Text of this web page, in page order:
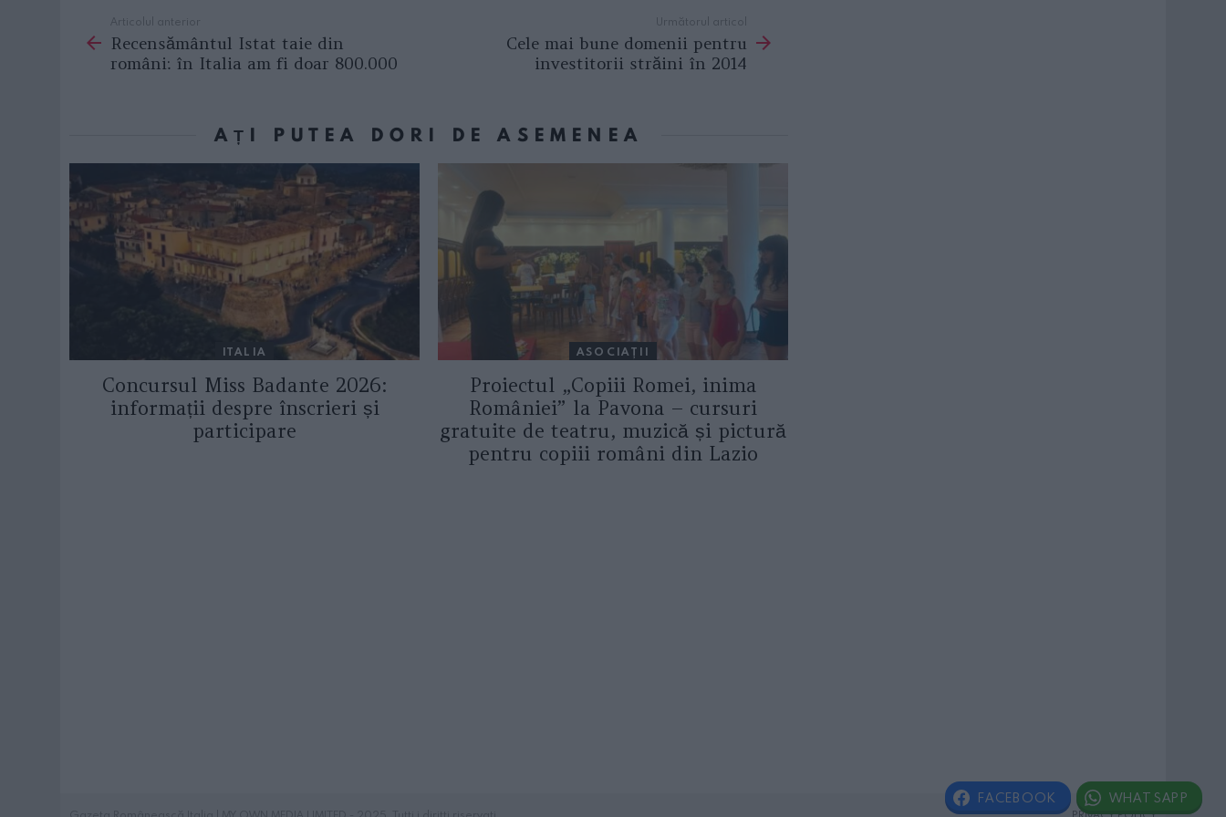
more
Articolul anterior
Recensământul Istat taie din
români: în Italia am fi doar 800.000
Următorul articol
Cele mai bune domenii pentru
investitorii străini în 2014
AȚI PUTEA DORI DE ASEMENEA
ITALIA
Concursul Miss Badante 2026:
informații despre înscrieri și
participare
ASOCIAŢII
Proiectul „Copiii Romei, inima
României” la Pavona – cursuri
gratuite de teatru, muzică și pictură
pentru copiii români din Lazio
FACEBOOK WHATSAPP